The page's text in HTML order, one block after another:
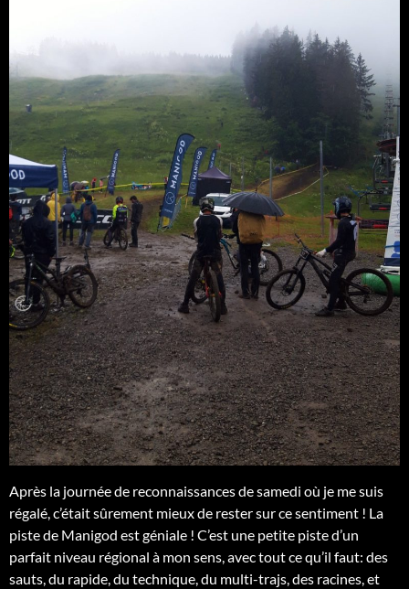
Après la journée de reconnaissances de samedi où je me suis
régalé, c’était sûrement mieux de rester sur ce sentiment ! La
piste de Manigod est géniale ! C’est une petite piste d’un
parfait niveau régional à mon sens, avec tout ce qu’il faut: des
sauts, du rapide, du technique, du multi-trajs, des racines, et